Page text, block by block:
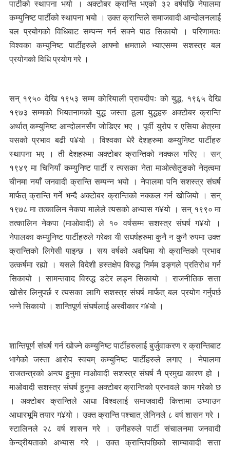
पार्टीको स्थापना भयो । अक्टोबर क्रान्ति भएको ३२ वर्षपछि नेपालमा
कम्युनिष्ट पार्टीको स्थापना भयो । उक्त क्रान्तिले समाजवादी आन्दोलनलाई
बल प्रयोगको विधिबाट सम्पन्न गर्न सक्ने पाठ सिकायो । परिणामतः
विश्वका कम्युनिष्ट पार्टीहरुले आफ्नो क्षमताले भ्याएसम्म सशस्त्र बल
प्रयोगको विधि प्रयोग गरे ।
सन् १९५० देखि १९५३ सम्म कोरियाली प्रायदीपः को युद्ध, १९६५ देखि
१९७३ सम्मको भियतनामको युद्ध जस्ता ठूला युद्धहरु अक्टोबर क्रान्ति
अर्थात् कम्युनिष्ट आन्दोलनसँग जोडिएर भए । पूर्वी युरोप र एसिया क्षेत्रमा
यसको प्रभाव बढी प¥यो । विश्वका धेरै देशहरुमा कम्युनिष्ट पार्टीहरु
स्थापना भए । ती देशहरुमा अक्टोबर क्रान्तिको नक्कल गरिए । सन्
१९४९ मा चिनियाँ कम्युनिष्ट पार्टी र त्यसका नेता माओत्सेतुङको नेतृत्वमा
चीनमा नयाँ जनवादी क्रान्ति सम्पन्न भयो । नेपालमा पनि सशस्त्र संघर्ष
मार्फत् क्रान्ति गर्ने भन्दै अक्टोबर क्रान्तिको नक्कल गर्न खोजियो । सन्
१९७८ मा तत्कालिन नेकपा मालेले त्यसको अभ्यास ग¥यो । सन् १९९० मा
तत्कालिन नेकपा (माओवादी) ले १० वर्षसम्म सशस्त्र संघर्ष ग¥यो ।
नेपालका कम्युनिष्ट पार्टीहरुले गरेका यी सघर्षहरुमा कुनै न कुनै रुपमा उक्त
क्रान्तिको लिगेसी पाइन्छ । सय वर्षको अवधिमा यो क्रान्तिको प्रभाव
उत्कर्षमा रह्यो । यसले विदेशी हस्तक्षेप विरुद्ध निर्मम ढङ्गले प्रतिरोध गर्न
सिकायो । सामन्तवाद विरुद्ध डटेर लड्न सिकायो । राजनीतिक सत्ता
खोसेर लिनुपर्छ र त्यसका लागि सशस्त्र संघर्ष मार्फत् बल प्रयोग गर्नुपर्छ
भन्ने सिकायो । शान्तिपूर्ण संघर्षलाई अस्वीकार ग¥यो ।
शान्तिपूर्ण संघर्ष गर्न खोज्ने कम्युनिष्ट पार्टीहरुलाई बुर्जुवाकरण र क्रान्तिबाट
भागेको जस्ता आरोप स्वयम् कम्युनिष्ट पार्टीहरुले लगाए । नेपालमा
राजतन्त्रको अन्त्य हुनुमा माओवादी सशस्त्र संघर्ष नै प्रमुख कारण हो ।
माओवादी सशस्त्र संघर्ष हुनुमा अक्टोबर क्रान्तिको प्रभावले काम गरेको छ
। अक्टोबर क्रान्तिले आधा विश्वलाई समाजवादी कित्तामा उभ्याउन
आधारभूमि तयार ग¥यो । उक्त क्रान्ति पश्चात् लेनिनले ८ वर्ष शासन गरे ।
स्टालिनले २८ वर्ष शासन गरे । उनीहरुले पार्टी संचालनमा जनवादी
केन्द्रीयताको अभ्यास गरे । उक्त क्रान्तिपछिको साम्यावादी सत्ता